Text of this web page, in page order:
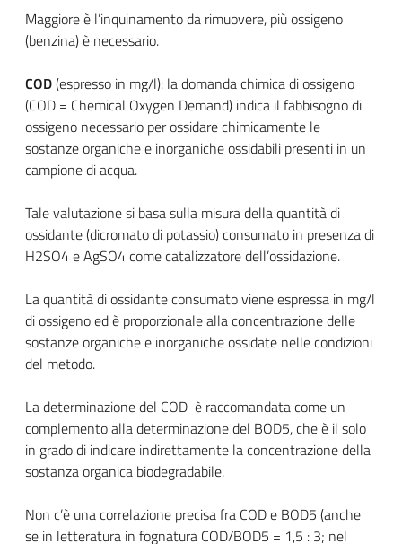
Maggiore è l’inquinamento da rimuovere, più ossigeno
(benzina) è necessario.
COD(espresso in mg/l): la domanda chimica di ossigeno
(COD = Chemical Oxygen Demand) indica il fabbisogno di
ossigeno necessario per ossidare chimicamente le
sostanze organiche e inorganiche ossidabili presenti in un
campione di acqua.
Tale valutazione si basa sulla misura della quantità di
ossidante (dicromato di potassio) consumato in presenza di
H2SO4e AgSO4come catalizzatore dell’ossidazione.
La quantità di ossidante consumato viene espressa in mg/l
di ossigeno ed è proporzionale alla concentrazione delle
sostanze organiche e inorganiche ossidate nelle condizioni
del metodo.
La determinazione del COD è raccomandata come un
complemento alla determinazione del BOD5, che è il solo
in grado di indicare indirettamente la concentrazione della
sostanza organica biodegradabile.
Non c’è una correlazione precisa fra COD e BOD5 (anche
se in letteratura in fognatura COD/BOD5 = 1,5 : 3; nel